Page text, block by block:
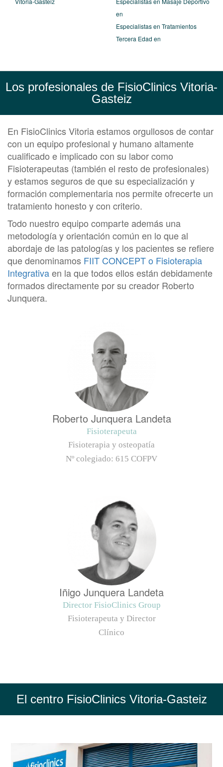
en
Especialistas en Tratamientos
Tercera Edad en
Los profesionales de FisioClinics Vitoria-
Gasteiz
En FisioClinics Vitoria estamos orgullosos de contar
con un equipo profesional y humano altamente
cualificado e implicado con su labor como
Fisioterapeutas (también el resto de profesionales)
y estamos seguros de que su especialización y
formación complementaria nos permite ofrecerte un
tratamiento honesto y con criterio.
Todo nuestro equipo comparte además una
metodología y orientación común en lo que al
abordaje de las patologías y los pacientes se refiere
que denominamos FIIT CONCEPT o Fisioterapia
Integrativaen la que todos ellos están debidamente
formados directamente por su creador Roberto
Junquera.
Roberto Junquera Landeta
Fisioterapeuta
Fisioterapia y osteopatía
Nº colegiado: 615 COFPV
Iñigo Junquera Landeta
Director FisioClinics Group
Fisioterapeuta y Director
Clínico
El centro FisioClinics Vitoria-Gasteiz